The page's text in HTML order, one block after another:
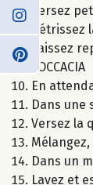
Versez
Laissez
FOCCACIA
En
Dans une
Versez la
Dans un
Lavez et